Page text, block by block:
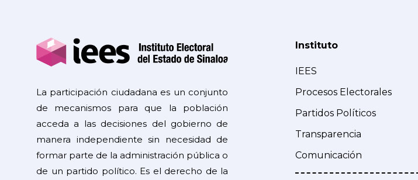
La participación ciudadana es un conjunto
de mecanismos para que la población
acceda a las decisiones del gobierno de
manera independiente sin necesidad de
formar parte de la administración pública o
de un partido político. Es el derecho de la
Instituto
IEES
Procesos Electorales
Partidos Políticos
Transparencia
Comunicación